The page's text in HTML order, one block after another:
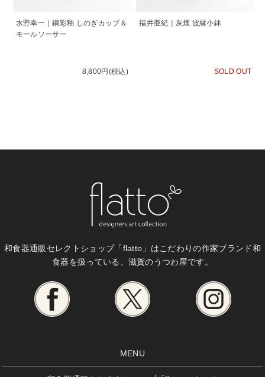
水野幸一｜銅彩釉 しのぎカップ＆
モールソーサー
8,800円(税込)
福井亜紀｜灰煙 波縁小鉢
SOLD OUT
和食器通販セレクトショップ「flatto」はこだわりの作家ブランド和
食器を扱っている、滋賀のうつわ屋です。
MENU